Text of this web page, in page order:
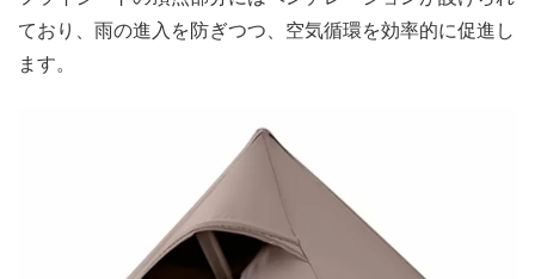
ており、雨の進入を防ぎつつ、空気循環を効率的に促進し
ます。